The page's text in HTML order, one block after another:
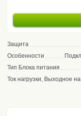
Защита
Особенности
Тип Блока питания
Ток нагрузки, Выходное